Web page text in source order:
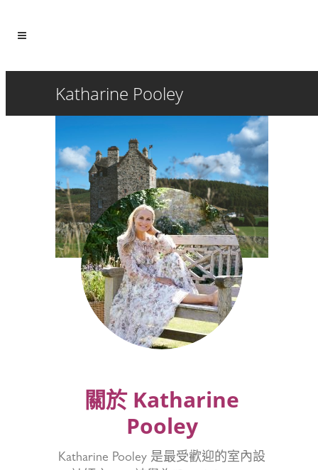
Katharine Pooley
關於 Katharine
Pooley
Katharine Pooley 是最受歡迎的室內設